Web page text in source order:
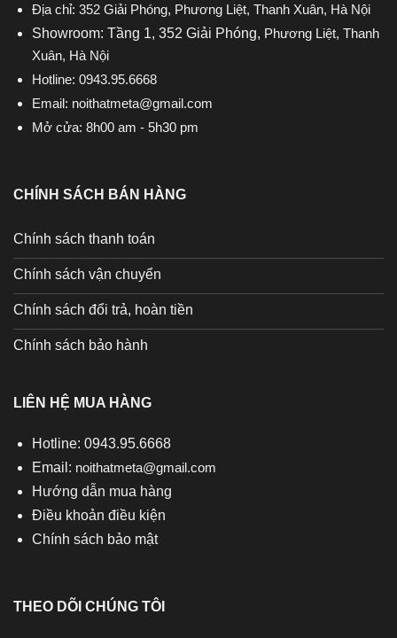
Địa chỉ: 352 Giải Phóng, Phương Liệt, Thanh Xuân, Hà Nội
Showroom: Tầng 1, 352 Giải Phóng, Phương Liệt, Thanh
Xuân, Hà Nội
Hotline: 0943.95.6668
Email: noithatmeta@gmail.com
Mở cửa: 8h00 am - 5h30 pm
CHÍNH SÁCH BÁN HÀNG
Chính sách thanh toán
Chính sách vận chuyển
Chính sách đổi trả, hoàn tiền
Chính sách bảo hành
LIÊN HỆ MUA HÀNG
Hotline: 0943.95.6668
Email: noithatmeta@gmail.com
Hướng dẫn mua hàng
Điều khoản điều kiện
Chính sách bảo mật
THEO DÕI CHÚNG TÔI